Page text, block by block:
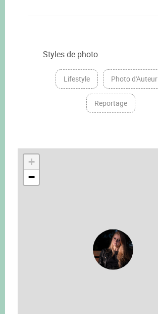
Styles de photo
Lifestyle Photo d'Auteur
Reportage
+
−